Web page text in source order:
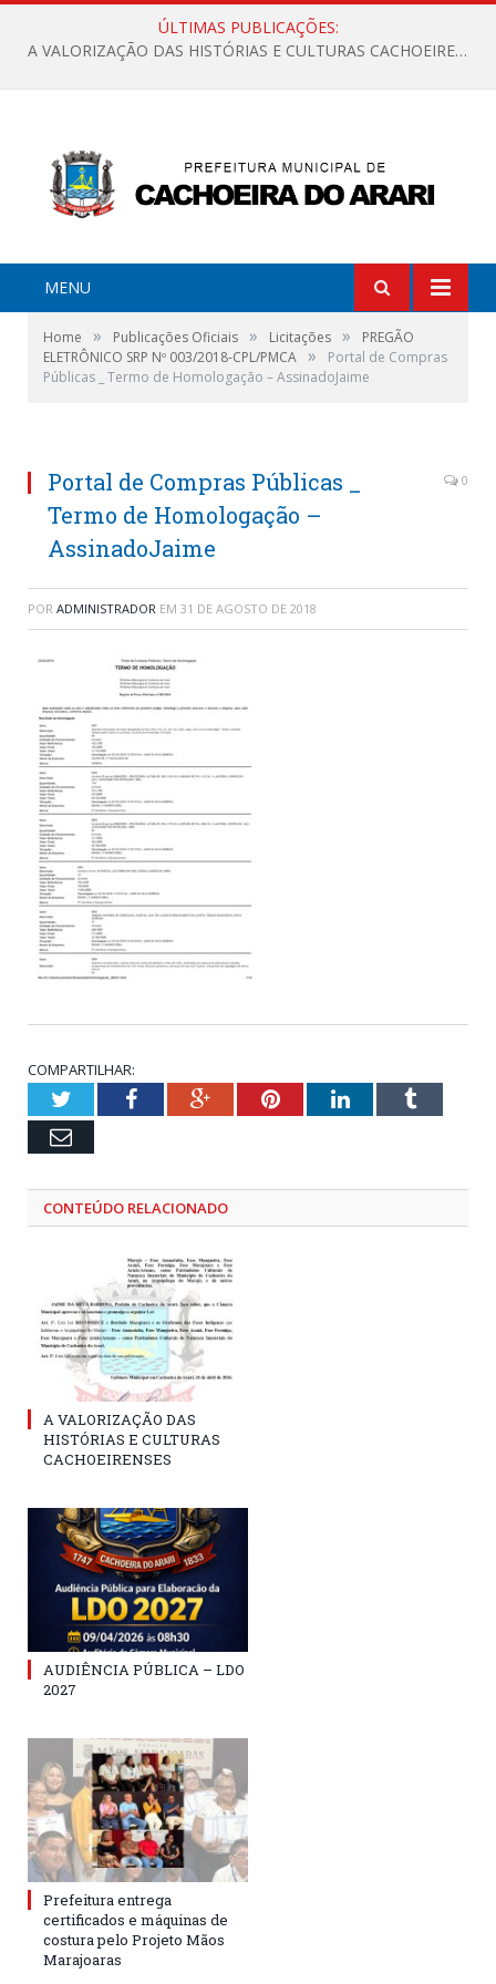
ÚLTIMAS PUBLICAÇÕES:
A VALORIZAÇÃO DAS HISTÓRIAS E CULTURAS CACHOEIRENSES
MENU
Home » Publicações Oficiais » Licitações »
PREGÃO
ELETRÔNICO SRP Nº 003/2018-CPL/PMCA »
Portal de Compras
Públicas _ Termo de Homologação – AssinadoJaime
Portal de Compras Públicas _
Termo de Homologação –
AssinadoJaime
0
POR ADMINISTRADOR EM 31 DE AGOSTO DE 2018
COMPARTILHAR:
TwitterFacebookGoogle+PinterestLinkedInTumblr
Email
CONTEÚDO RELACIONADO
A VALORIZAÇÃO DAS
HISTÓRIAS E CULTURAS
CACHOEIRENSES
AUDIÊNCIA PÚBLICA – LDO
2027
Prefeitura entrega
certificados e máquinas de
costura pelo Projeto Mãos
Marajoaras